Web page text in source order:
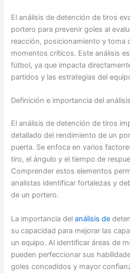
El análisis de detención de tiros
portero para prevenir goles al
reacción, posicionamiento y toma
momentos críticos. Este análisis
fútbol, ya que impacta
partidos y las estrategias del
Definición e importancia del
El análisis de detención de tiros
detallado del rendimiento de un
puerta. Se enfoca en varios
tiro, el ángulo y el tiempo de
Comprender estos elementos
analistas identificar fortalezas y
de un portero.
La importancia delanálisis de
su capacidad para mejorar las
un equipo. Al identificar áreas de
pueden perfeccionar sus
goles concedidos y mayor